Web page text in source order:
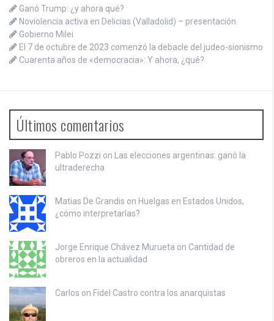
Ganó Trump: ¿y ahora qué?
Noviolencia activa en Delicias (Valladolid) – presentación
Gobierno Milei
El 7 de octubre de 2023 comenzó la debacle del judeo-sionismo
Cuarenta años de «democracia»: Y ahora, ¿qué?
Últimos comentarios
Pablo Pozzi on
Las elecciones argentinas: ganó la
ultraderecha
Matias De Grandis on Huelgas en Estados Unidos,
¿cómo interpretarlas?
Jorge Enrique Chávez Murueta on Cantidad de
obreros en la actualidad
Carlos on Fidel Castro contra los anarquistas